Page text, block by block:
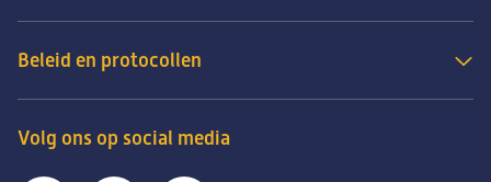
Volg ons op social media
Beleid en protocollen